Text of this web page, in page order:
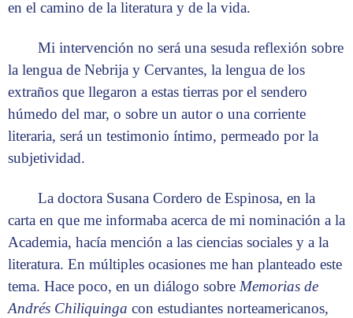
en el camino de la literatura y de la vida.
Mi intervención no será una sesuda reflexión sobre
la lengua de Nebrija y Cervantes, la lengua de los
extraños que llegaron a estas tierras por el sendero
húmedo del mar, o sobre un autor o una corriente
literaria, será un testimonio íntimo, permeado por la
subjetividad.
La doctora Susana Cordero de Espinosa, en la
carta en que me informaba acerca de mi nominación a la
Academia, hacía mención a las ciencias sociales y a la
literatura. En múltiples ocasiones me han planteado este
tema. Hace poco, en un diálogo sobre Memorias de
Andrés Chiliquinga con estudiantes norteamericanos,